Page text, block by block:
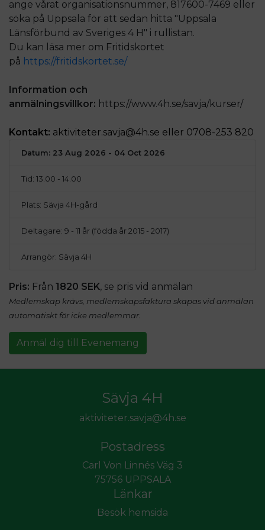
ange vårat organisationsnummer, 817600-7469 eller
söka på Uppsala för att sedan hitta "Uppsala
Länsförbund av Sveriges 4 H" i rullistan.
Du kan läsa mer om Fritidskortet
på https://fritidskortet.se/
Information och
anmälningsvillkor: https://www.4h.se/savja/kurser/
Kontakt: aktiviteter.savja@4h.se eller 0708-253 820
Datum: 23 Aug 2026 - 04 Oct 2026
Tid: 13.00 - 14.00
Plats: Sävja 4H-gård
Deltagare: 9 - 11 år (födda år 2015 - 2017)
Arrangör: Sävja 4H
Pris: Från 1820 SEK, se pris vid anmälan
Medlemskap krävs, medlemskapsfaktura skapas vid anmälan
automatiskt för icke medlemmar.
Anmäl dig till Evenemang
Sävja 4H
aktiviteter.savja@4h.se
Postadress
Carl Von Linnés Väg 3
75756 UPPSALA
Länkar
Besök hemsida